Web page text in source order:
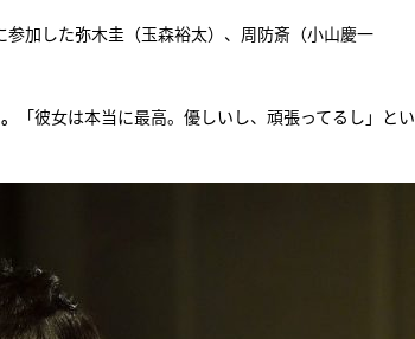
加した弥木圭（玉森裕太）、周防斎（小山慶一
「彼女は本当に最高。優しいし、頑張ってるし」とい